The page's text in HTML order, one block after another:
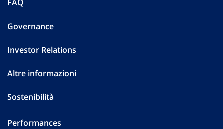
FAQ
Governance
Investor Relations
Altre informazioni
Sostenibilità
Performances